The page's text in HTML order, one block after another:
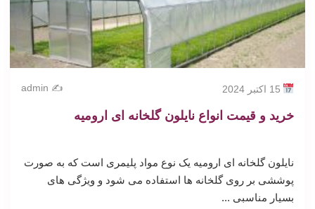
✍️ admin
خرید و قیمت انواع نایلون گلخانه ای ارومیه
نایلون گلخانه ای ارومیه یک نوع مواد پلیمری است که به صورت
پوششی بر روی گلخانه ها استفاده می شود و ویژگی های
بسیار مناسبی ...